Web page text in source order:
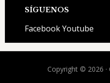
SÍGUENOS
FacebookYoutube
Copyright © 2026 ·